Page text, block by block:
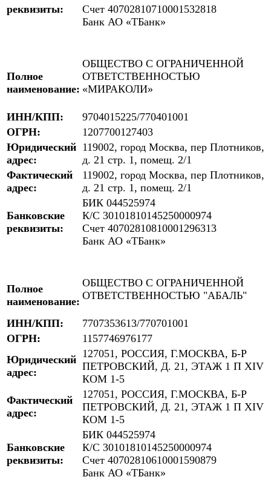
реквизиты:
Счет 40702810710001532818
Банк АО «ТБанк»
Полное
наименование:
ОБЩЕСТВО С ОГРАНИЧЕННОЙ
ОТВЕТСТВЕННОСТЬЮ
«МИРАКОЛИ»
ИНН/КПП:
9704015225/770401001
ОГРН:
1207700127403
Юридический
адрес:
119002, город Москва, пер Плотников,
д. 21 стр. 1, помещ. 2/1
Фактический
адрес:
119002, город Москва, пер Плотников,
д. 21 стр. 1, помещ. 2/1
Банковские
реквизиты:
БИК 044525974
К/С 30101810145250000974
Счет 40702810810001296313
Банк АО «ТБанк»
Полное
наименование:
ОБЩЕСТВО С ОГРАНИЧЕННОЙ
ОТВЕТСТВЕННОСТЬЮ "АБАЛЬ"
ИНН/КПП:
7707353613/770701001
ОГРН:
1157746976177
Юридический
адрес:
127051, РОССИЯ, Г.МОСКВА, Б-Р
ПЕТРОВСКИЙ, Д. 21, ЭТАЖ 1 П XIV
КОМ 1-5
Фактический
адрес:
127051, РОССИЯ, Г.МОСКВА, Б-Р
ПЕТРОВСКИЙ, Д. 21, ЭТАЖ 1 П XIV
КОМ 1-5
Банковские
реквизиты:
БИК 044525974
К/С 30101810145250000974
Счет 40702810610001590879
Банк АО «ТБанк»